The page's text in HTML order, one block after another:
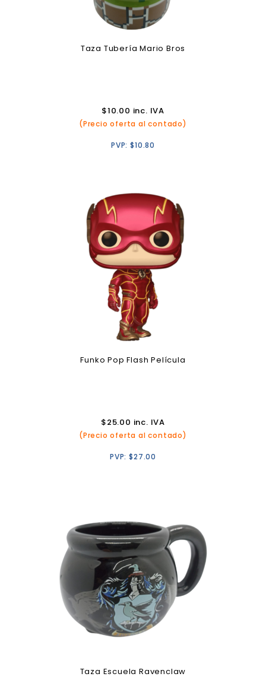
Taza Tubería Mario Bros
$10.00 inc. IVA
(Precio oferta al contado)
PVP:$10.80
Funko Pop Flash Película
$25.00 inc. IVA
(Precio oferta al contado)
PVP:$27.00
Taza Escuela Ravenclaw